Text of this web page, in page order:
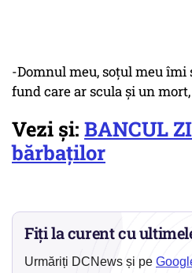
-Domnul meu, soțul meu îmi
fund care ar scula și un
Vezi și: BANCUL
bărbaților
Fiți la curent cu
Urmăriți DCNews și pe